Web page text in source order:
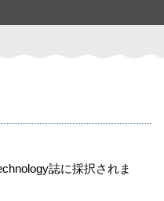
誌に採択されま